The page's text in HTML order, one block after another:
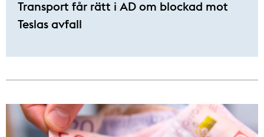
Transport får rätt i AD om blockad mot
Teslas avfall